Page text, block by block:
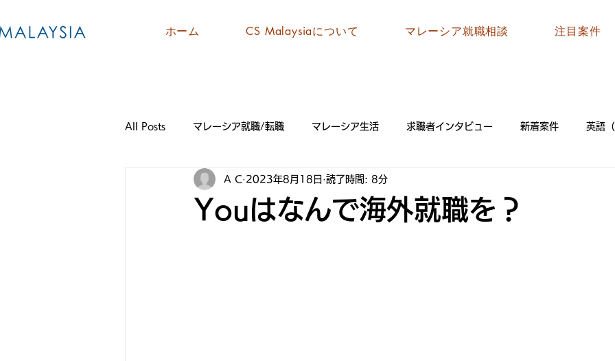
ホーム CS Malaysiaについて マレーシア就職相談 注目案件
All Posts マレーシア就職/転職 マレーシア生活 求職者インタビュー 新着案件 英語（
Youはなんで海外就職を？
A C 2023年8月18日 読了時間: 8分